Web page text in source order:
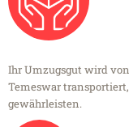
Ihr Umzugsgut wird
Temeswar
gewährleisten.